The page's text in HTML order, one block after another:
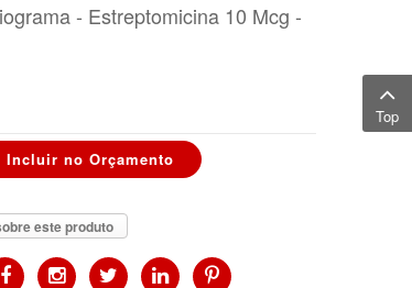
- Estreptomicina 10 Mcg -
este produto
Top